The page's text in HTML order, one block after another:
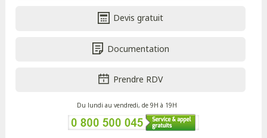
Devis gratuit
Documentation
Prendre RDV
Du lundi au vendredi, de 9H à 19H